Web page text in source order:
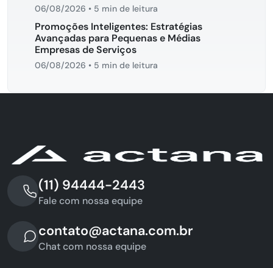
06/08/2026 • 5 min de leitura
Promoções Inteligentes: Estratégias
Avançadas para Pequenas e Médias
Empresas de Serviços
06/08/2026 • 5 min de leitura
(11) 94444-2443
Fale com nossa equipe
contato@actana.com.br
Chat com nossa equipe